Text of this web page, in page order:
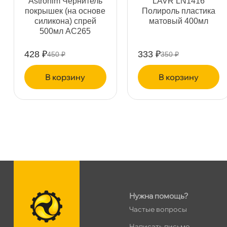
покрышек (на основе
силикона) спрей
500мл AC265
428 ₽450 ₽
корзину
Полироль пластика
матовый 400мл
333 ₽350 ₽
корзину
Дунайский 27к1Б
ПН–ВС10:00 – 21:00
Таллинское ш. 159 (Лента)
3 шт
10:00 – 21:00
Сегодня, бесплатно
Сегодня, бесплатно
Нужна помощь?
Частые вопросы